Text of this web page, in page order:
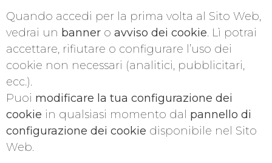
Quando accedi per la prima volta al Sito Web,
vedrai un banner o avviso dei cookie. Lì potrai
accettare, rifiutare o configurare l’uso dei
cookie non necessari (analitici, pubblicitari,
ecc.).
Puoi modificare la tua configurazione dei
cookie in qualsiasi momento dal pannello di
configurazione dei cookie disponibile nel Sito
Web.